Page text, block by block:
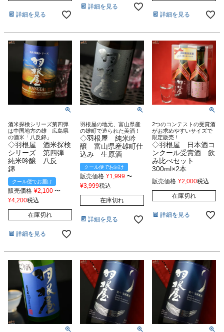
詳細を見る
詳細を見る
詳細を見る
酒米探検シリーズ第四弾
は中国地方の雄 広島県
の酒米「八反錦」
◇羽根屋 酒米探検
シリーズ 第四弾
純米吟醸 八反
錦
クール便でお届け
販売価格 ¥2,100 〜
¥4,200税込
在庫切れ
詳細を見る
羽根屋の地元、富山県産
の雄町で造られた美酒！
◇羽根屋 純米吟
醸 富山県産雄町仕
込み 生原酒
クール便でお届け
販売価格 ¥1,999 〜
¥3,999税込
在庫切れ
詳細を見る
2つのコンテストの受賞酒
がお求めやすいサイズで
限定販売！
◇羽根屋 日本酒コ
ンクール受賞酒 飲
み比べセット
300ml×2本
販売価格 ¥2,000税込
在庫切れ
詳細を見る